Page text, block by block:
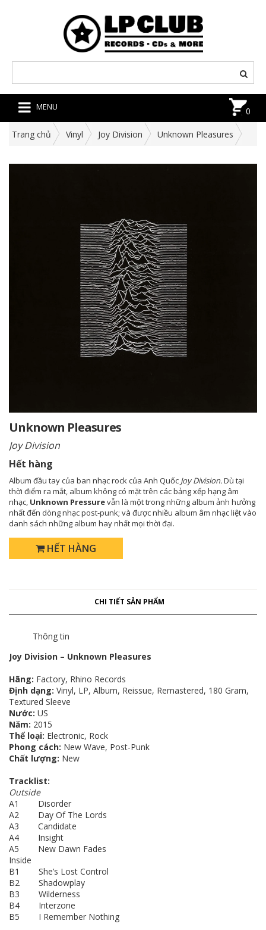
MENU 0
Trang chủ Vinyl Joy Division Unknown Pleasures
Unknown Pleasures
Joy Division
Hết hàng
Album đầu tay của ban nhạc rock của Anh Quốc Joy Division.Dù tại
thời điểm ra mắt, album không có mặt trên các bảng xếp hạng âm
nhạc, Unknown Pressurevẫn là một trong những album ảnh hưởng
nhất đến dòng nhạc post-punk; và được nhiều album âm nhạc liệt vào
danh sách những album hay nhất mọi thời đại.
HẾT HÀNG
CHI TIẾT SẢN PHẨM
Thông tin
Joy Division – Unknown Pleasures
Hãng: Factory, Rhino Records
Định dạng: Vinyl, LP, Album, Reissue, Remastered, 180 Gram,
Textured Sleeve
Nước: US
Năm: 2015
Thể loại: Electronic, Rock
Phong cách: New Wave, Post-Punk
Chất lượng: New
Tracklist:
Outside
A1 Disorder
A2 Day Of The Lords
A3 Candidate
A4 Insight
A5 New Dawn Fades
Inside
B1 She’s Lost Control
B2 Shadowplay
B3 Wilderness
B4 Interzone
B5 I Remember Nothing